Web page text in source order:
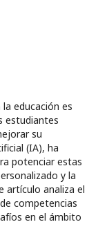
educación es
estudiantes
su
(IA), ha
potenciar estas
y la
artículo analiza el
competencias
en el ámbito